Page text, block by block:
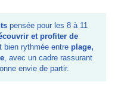
pensée pour les 8 à 11
et profiter de
bien rythmée entre plage,
, avec un cadre rassurant
envie de partir.